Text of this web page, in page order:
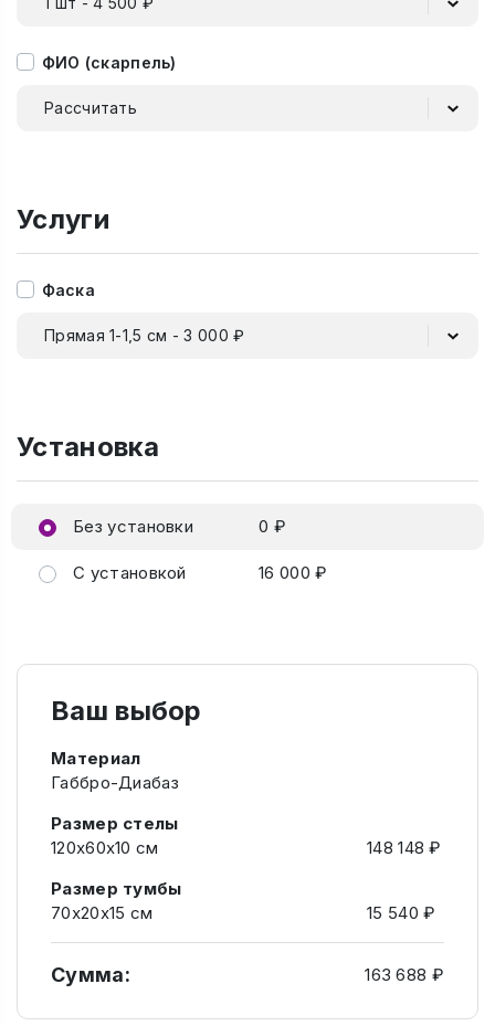
ФИО (скарпель)
Рассчитать
Услуги
Фаска
Прямая 1-1,5 см - 3 000 ₽
Установка
Без установки 0 ₽
С установкой 16 000 ₽
Ваш выбор
Материал
Габбро-Диабаз
Размер стелы
120х60х10 см
148 148 ₽
Размер тумбы
70х20х15 см
15 540 ₽
Сумма: 163 688 ₽